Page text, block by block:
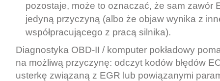
pozostaje, może to oznaczać, że sam zawór
jedyną przyczyną (albo że objaw wynika z
współpracującego z pracą silnika).
Diagnostyka OBD-II / komputer pokładowy
na możliwą przyczynę: odczyt kodów błędów
usterkę związaną z EGR lub powiązanymi